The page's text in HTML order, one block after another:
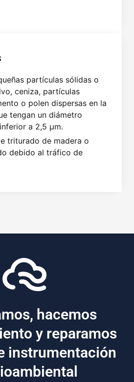
partículas sólidas o
ceniza, partículas
o polen dispersas en la
tengan un diámetro
a 2,5 μm.
triturado de madera o
debido al tráfico de
hacemos
y reparamos
instrumentación